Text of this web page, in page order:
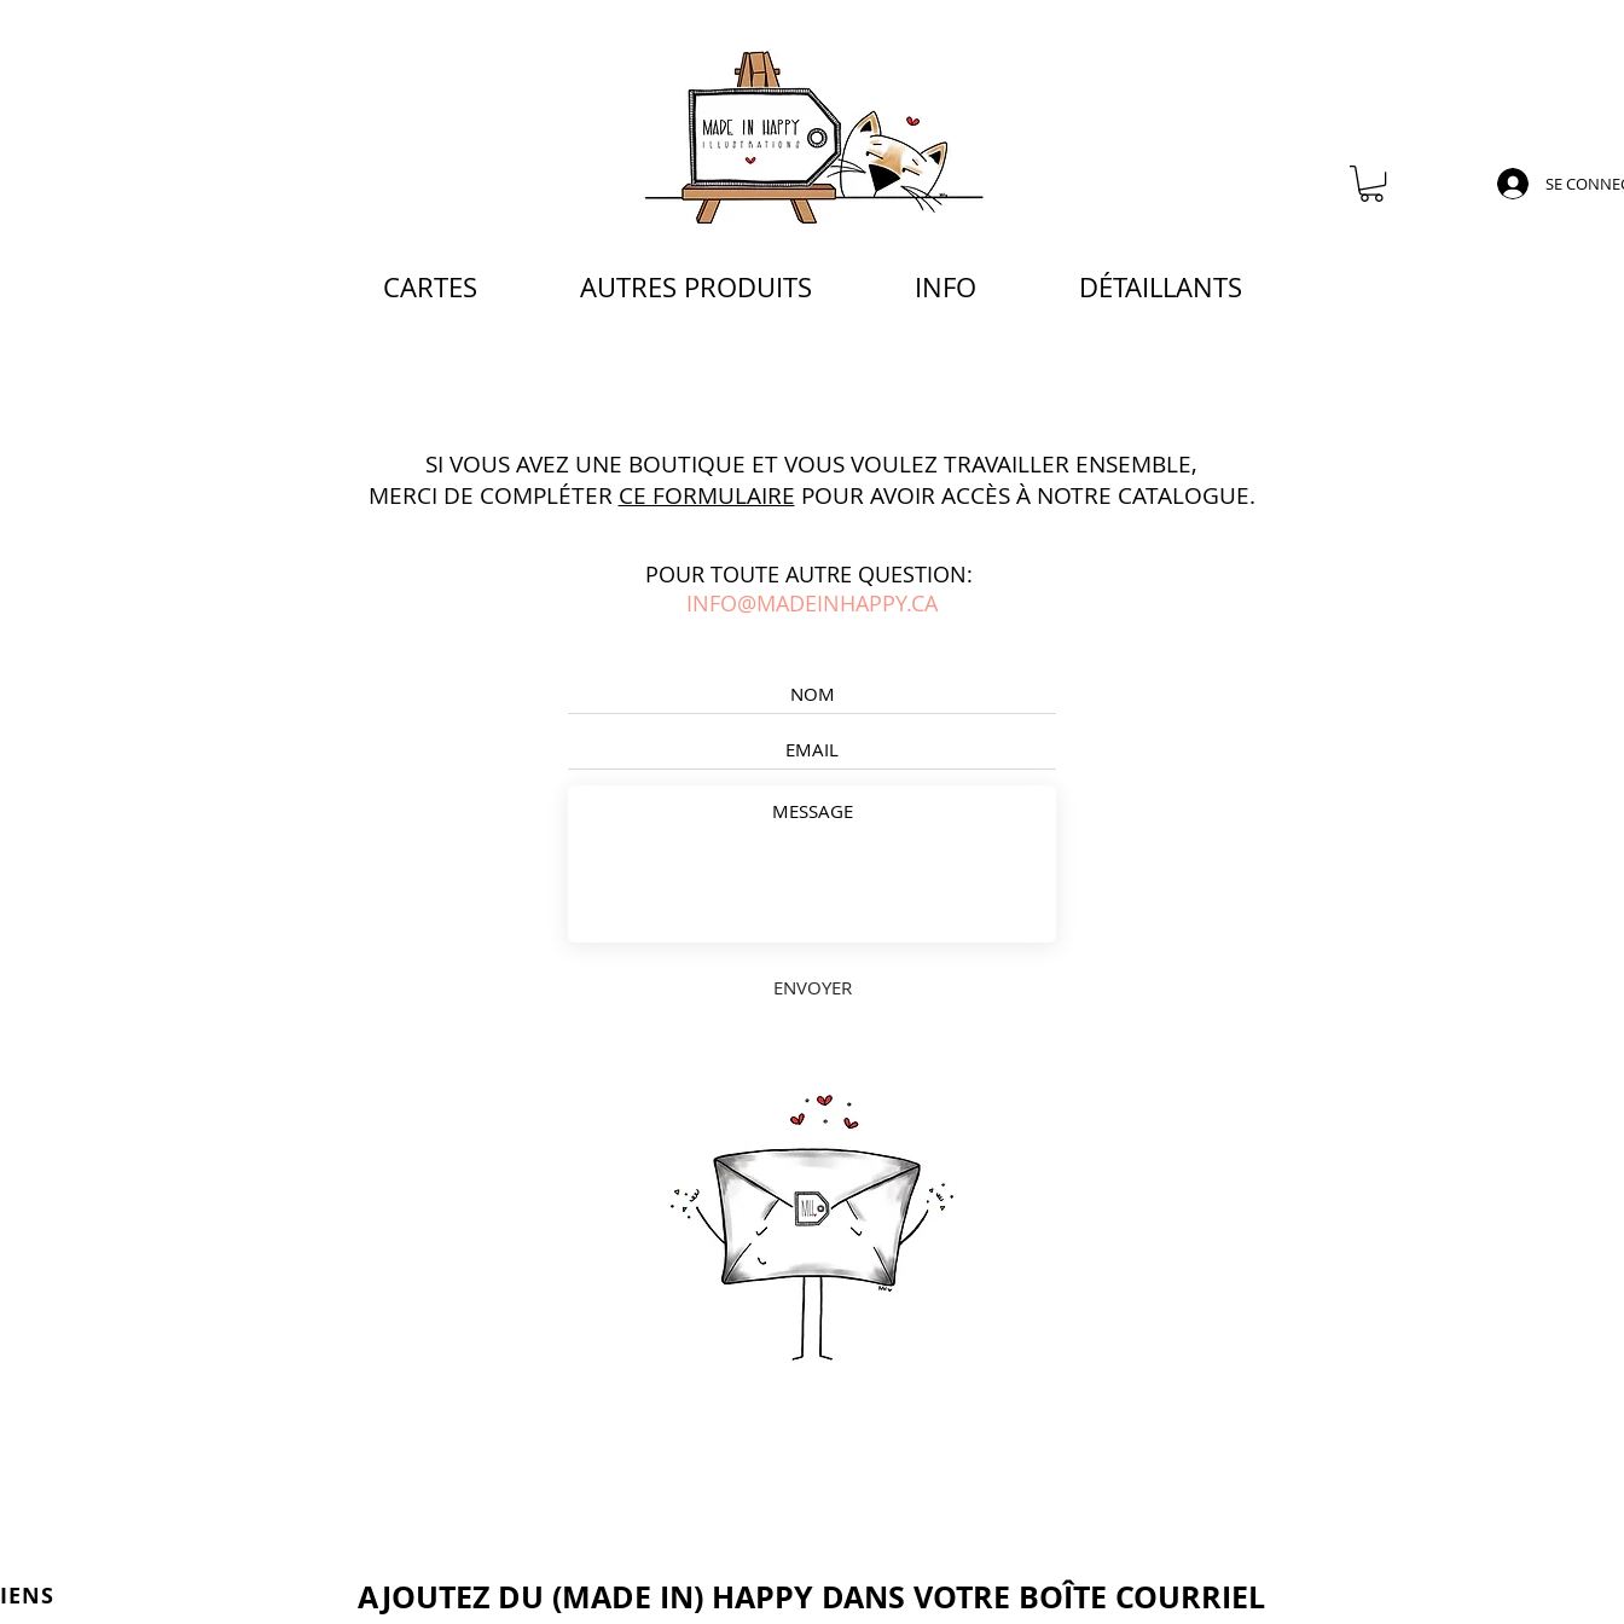
SE
CARTES AUTRES PRODUITS INFO DÉTAILLANTS
SI VOUS AVEZ UNE BOUTIQUE ET VOUS VOULEZ TRAVAILLER ENSEMBLE,
MERCI DE COMPLÉTER CE FORMULAIRE POUR AVOIR ACCÈS À NOTRE CATALOGUE.
POUR TOUTE AUTRE QUESTION:
INFO@MADEINHAPPY.CA
ENVOYER
AJOUTEZ DU (MADE IN) HAPPY DANS VOTRE BOÎTE COURRIEL